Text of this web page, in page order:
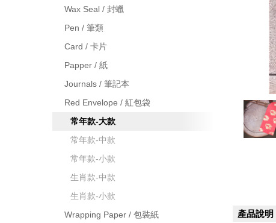
Wax Seal / 封蠟
Pen / 筆類
Card / 卡片
Papper / 紙
Journals / 筆記本
Red Envelope / 紅包袋
常年款-大款
常年款-中款
常年款-小款
生肖款-中款
生肖款-小款
Wrapping Paper / 包裝紙
產品說明